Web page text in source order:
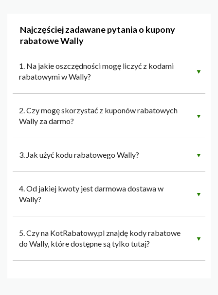
Najczęściej zadawane pytania o kupony
rabatowe Wally
1. Na jakie oszczędności mogę liczyć z kodami
rabatowymi w Wally?
▼
2. Czy mogę skorzystać z kuponów rabatowych
Wally za darmo?
▼
3. Jak użyć kodu rabatowego Wally? ▼
4. Od jakiej kwoty jest darmowa dostawa w
Wally?
▼
5. Czy na KotRabatowy.pl znajdę kody rabatowe
do Wally, które dostępne są tylko tutaj?
▼